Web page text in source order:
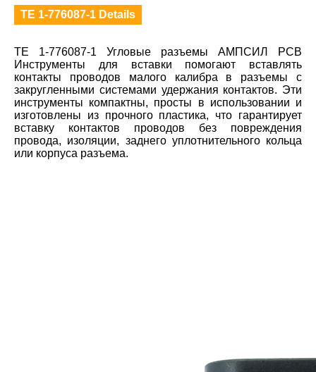
TE 1-776087-1 Details
TE 1-776087-1 Угловые разъемы АМПСИЛ PCB
Инструменты для вставки помогают вставлять
контакты проводов малого калибра в разъемы с
закругленными системами удержания контактов. Эти
инструменты компактны, просты в использовании и
изготовлены из прочного пластика, что гарантирует
вставку контактов проводов без повреждения
провода, изоляции, заднего уплотнительного кольца
или корпуса разъема.